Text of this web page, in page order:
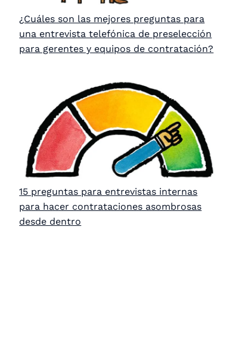
¿Cuáles son las mejores preguntas para
una entrevista telefónica de preselección
para gerentes y equipos de contratación?
15 preguntas para entrevistas internas
para hacer contrataciones asombrosas
desde dentro